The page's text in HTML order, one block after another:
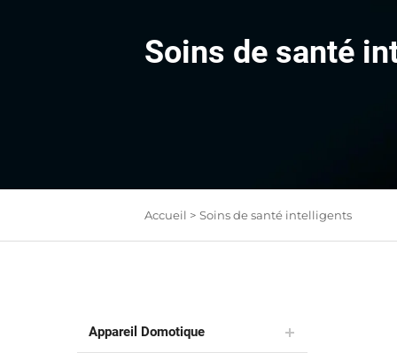
Soins de santé
Accueil > Soins de santé intelligents
Appareil Domotique